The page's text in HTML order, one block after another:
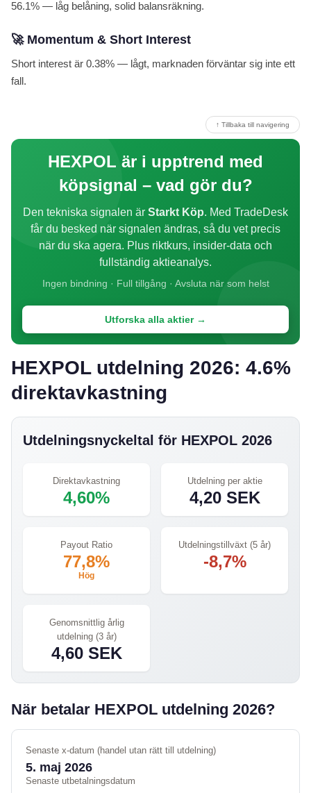
56.1% — låg belåning, solid balansräkning.
🚀 Momentum & Short Interest
Short interest är 0.38% — lågt, marknaden förväntar sig inte ett
fall.
↑ Tillbaka till navigering
HEXPOL är i upptrend med
köpsignal – vad gör du?
Den tekniska signalen är Starkt Köp. Med TradeDesk
får du besked när signalen ändras, så du vet precis
när du ska agera. Plus riktkurs, insider-data och
fullständig aktieanalys.
Ingen bindning · Full tillgång · Avsluta när som helst
Utforska alla aktier →
HEXPOL utdelning 2026: 4.6%
direktavkastning
Utdelningsnyckeltal för HEXPOL 2026
Direktavkastning
4,60%
Utdelning per aktie
4,20 SEK
Payout Ratio
77,8%
Hög
Utdelningstillväxt (5 år)
-8,7%
Genomsnittlig årlig
utdelning (3 år)
4,60 SEK
När betalar HEXPOL utdelning 2026?
Senaste x-datum (handel utan rätt till utdelning)
5. maj 2026
Senaste utbetalningsdatum